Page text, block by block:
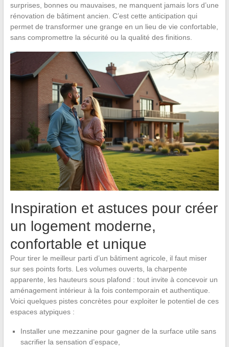
surprises, bonnes ou mauvaises, ne manquent jamais lors d’une
rénovation de bâtiment ancien. C’est cette anticipation qui
permet de transformer une grange en un lieu de vie confortable,
sans compromettre la sécurité ou la qualité des finitions.
Inspiration et astuces pour créer
un logement moderne,
confortable et unique
Pour tirer le meilleur parti d’un bâtiment agricole, il faut miser
sur ses points forts. Les volumes ouverts, la charpente
apparente, les hauteurs sous plafond : tout invite à concevoir un
aménagement intérieur à la fois contemporain et authentique.
Voici quelques pistes concrètes pour exploiter le potentiel de ces
espaces atypiques :
Installer une mezzanine pour gagner de la surface utile sans
sacrifier la sensation d’espace,